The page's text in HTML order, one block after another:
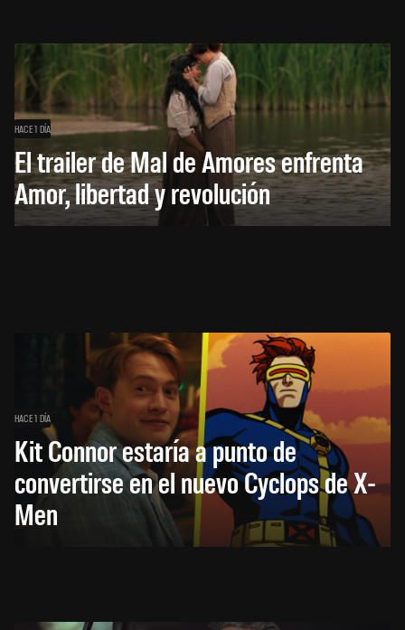
HACE 1 DÍA
El trailer de Mal de Amores enfrenta
Amor, libertad y revolución
HACE 1 DÍA
Kit Connor estaría a punto de
convertirse en el nuevo Cyclops de X-
Men